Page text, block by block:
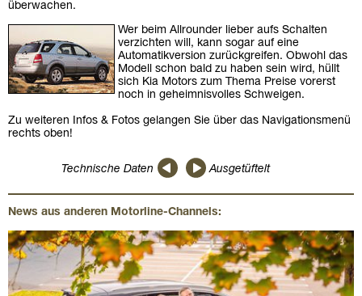
überwachen.
Wer beim Allrounder lieber aufs Schalten
verzichten will, kann sogar auf eine
Automatikversion zurückgreifen. Obwohl das
Modell schon bald zu haben sein wird, hüllt
sich Kia Motors zum Thema Preise vorerst
noch in geheimnisvolles Schweigen.
Zu weiteren Infos & Fotos gelangen Sie über das Navigationsmenü
rechts oben!
Technische Daten Ausgetüftelt
News aus anderen Motorline-Channels: